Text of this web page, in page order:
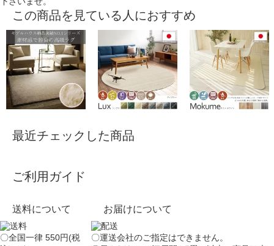
この商品を見ている人におすすめ
最近チェックした商品
ご利用ガイド
送料について
〇全国一律 550円(税
お届けについて
〇運送会社のご指定はできません。